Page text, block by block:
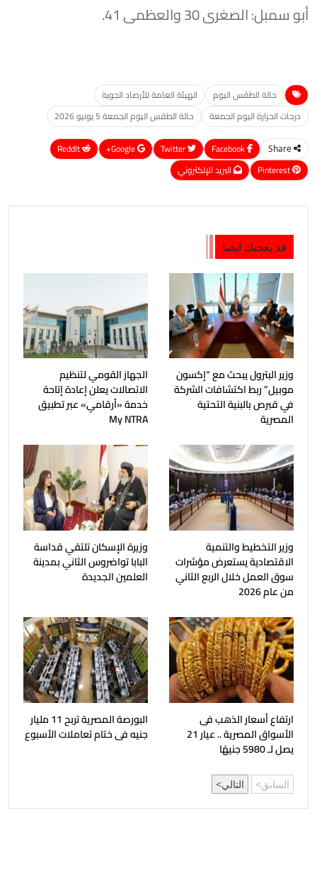
أبو سمبل: الصغرى 30 والعظمى 41.
حالة الطقس اليوم
الهيئة العامة للأرصاد الجوية
درجات الحرارة اليوم الجمعة
حالة الطقس اليوم الجمعة 5 يونيو 2026
Share
Google+
ReddIt
Pinterest
البريد الإلكتروني
قد يعجبك ايضا
وزير البترول يبحث مع “إكسون
موبيل” ربط اكتشافات الشركة
في قبرص بالبنية التحتية
المصرية
الجهاز القومي لتنظيم
الاتصالات يعلن إعادة إتاحة
خدمة «أرقامي» عبر تطبيق
My NTRA
وزير التخطيط والتنمية
الاقتصادية يستعرض مؤشرات
سوق العمل خلال الربع الثاني
من عام 2026
وزيرة الإسكان تلتقي قداسة
البابا تواضروس الثاني بمدينة
العلمين الجديدة
ارتفاع أسعار الذهب فى
الأسواق المصرية .. عيار 21
يصل لـ 5980 جنيهًا
البورصة المصرية تربح 11 مليار
جنيه فى ختام تعاملات الأسبوع
السابق التالي